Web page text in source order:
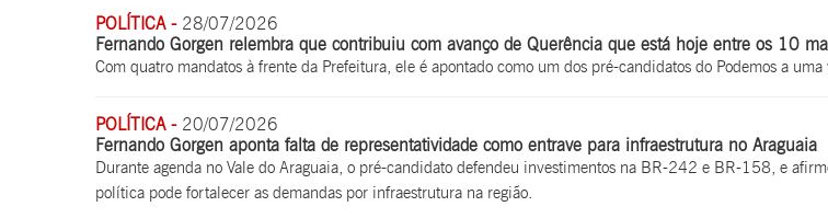
POLÍTICA -28/07/2026
Fernando Gorgen relembra que contribuiu com avanço de Querência que está hoje entre os 10
Com quatro mandatos à frente da Prefeitura, ele é apontado como um dos pré-candidatos do Podemos a uma
POLÍTICA -20/07/2026
Fernando Gorgen aponta falta de representatividade como entrave para infraestrutura no Araguaia
Durante agenda no Vale do Araguaia, o pré-candidato defendeu investimentos na BR-242 e BR-158, e
política pode fortalecer as demandas por infraestrutura na região.